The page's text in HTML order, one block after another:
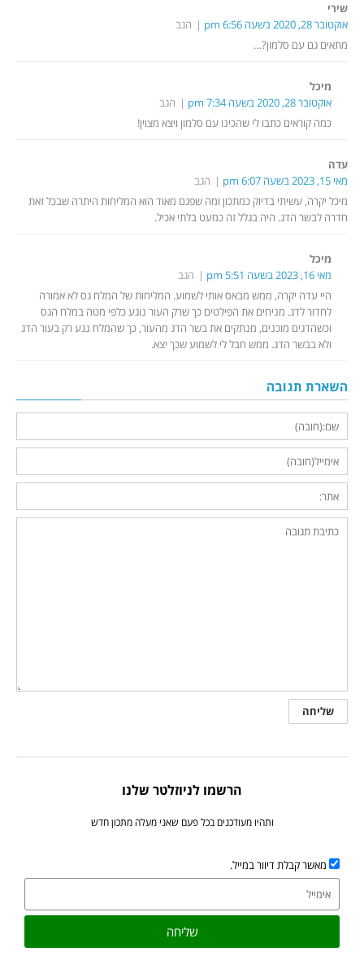
שירי
אוקטובר 28, 2020 בשעה 6:56 pm
הגב
מתאים גם עם סלמון?…
מיכל
אוקטובר 28, 2020 בשעה 7:34 pm
הגב
כמה קוראים כתבו לי שהכינו עם סלמון ויצא מצוין!
עדה
מאי 15, 2023 בשעה 6:07 pm
הגב
מיכל יקרה, עשיתי בדיוק כמתכון ומה שפגם מאוד הוא המליחות היתרה שבכל זאת
חדרה לבשר הדג. היה בגלל זה כמעט בלתי אכיל.
מיכל
מאי 16, 2023 בשעה 5:51 pm
הגב
היי עדה יקרה, ממש מבאס אותי לשמוע. המליחות של המלח גס לא אמורה
לחדור לדג. מניחים את הפילטים כך שרק העור נוגע כלפי מטה במלח הגס
וכשהדגים מוכנים, מנתקים את בשר הדג מהעור, כך שהמלח נגע רק בעור הדג
ולא בבשר הדג. ממש חבל לי לשמוע שכך יצא.
השארת תגובה
הרשמו לניוזלטר שלנו
ותהיו מעודכנים בכל פעם שאני מעלה מתכון חדש
מאשר קבלת דיוור במייל.
שליחה